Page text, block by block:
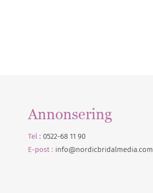
Annonsering
Tel : 0522-68 11 90
E-post : info@nordicbridalmedia.com